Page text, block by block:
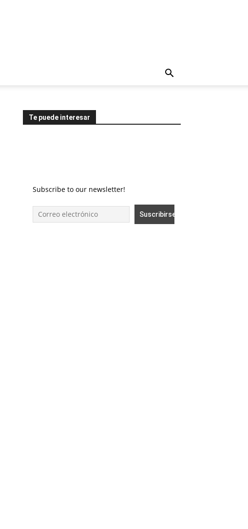
Te puede interesar
Subscribe to our newsletter!